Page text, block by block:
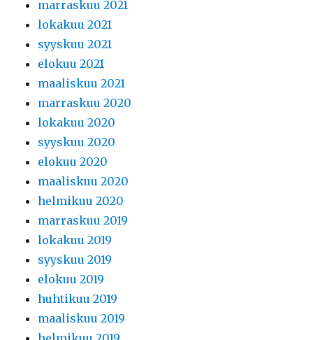
marraskuu 2021
lokakuu 2021
syyskuu 2021
elokuu 2021
maaliskuu 2021
marraskuu 2020
lokakuu 2020
syyskuu 2020
elokuu 2020
maaliskuu 2020
helmikuu 2020
marraskuu 2019
lokakuu 2019
syyskuu 2019
elokuu 2019
huhtikuu 2019
maaliskuu 2019